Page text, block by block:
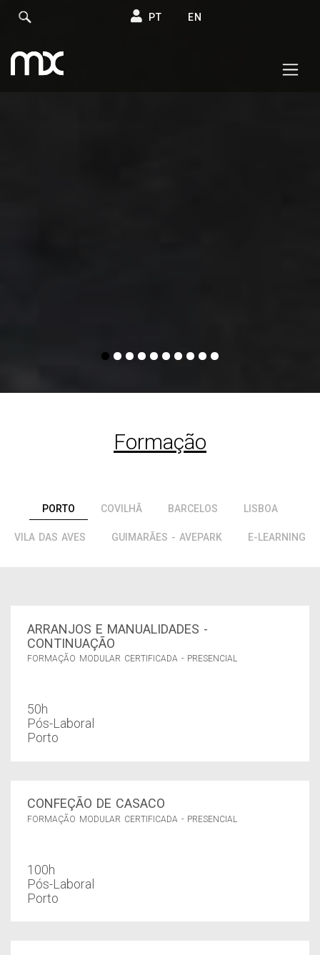
PT EN
Formação
PORTO COVILHÃ BARCELOS LISBOA
VILA DAS AVES GUIMARÃES - AVEPARK E-LEARNING
ARRANJOS E MANUALIDADES -
CONTINUAÇÃO
FORMAÇÃO MODULAR CERTIFICADA - PRESENCIAL
50h
Pós-Laboral
Porto
CONFEÇÃO DE CASACO
FORMAÇÃO MODULAR CERTIFICADA - PRESENCIAL
100h
Pós-Laboral
Porto